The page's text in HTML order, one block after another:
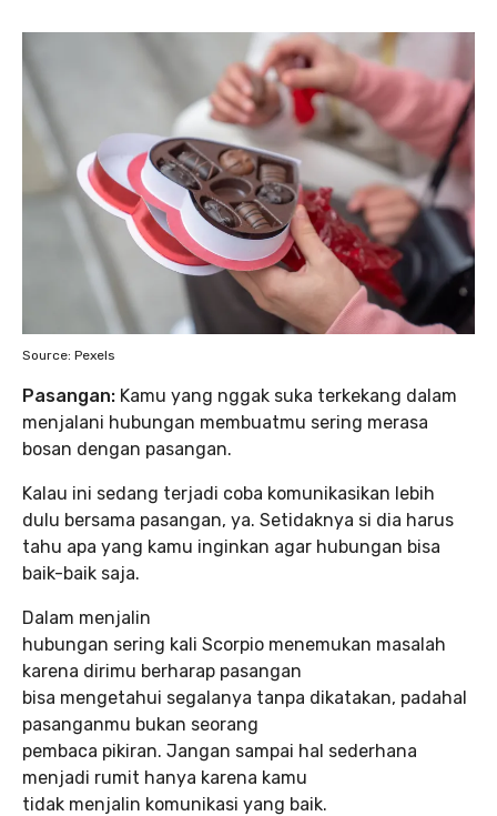
Source: Pexels
Pasangan: Kamu yang nggak suka terkekang dalam
menjalani hubungan membuatmu sering merasa
bosan dengan pasangan.
Kalau ini sedang terjadi coba komunikasikan lebih
dulu bersama pasangan, ya. Setidaknya si dia harus
tahu apa yang kamu inginkan agar hubungan bisa
baik-baik saja.
Dalam menjalin
hubungan sering kali Scorpio menemukan masalah
karena dirimu berharap pasangan
bisa mengetahui segalanya tanpa dikatakan, padahal
pasanganmu bukan seorang
pembaca pikiran. Jangan sampai hal sederhana
menjadi rumit hanya karena kamu
tidak menjalin komunikasi yang baik.